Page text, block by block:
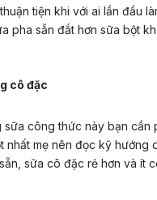
tiện khi với ai lần đầu
pha sẵn đắt hơn sữa bột
cô đặc
sữa công thức này bạn cần
nhất mẹ nên đọc kỹ hướng
sữa cô đặc rẻ hơn và ít